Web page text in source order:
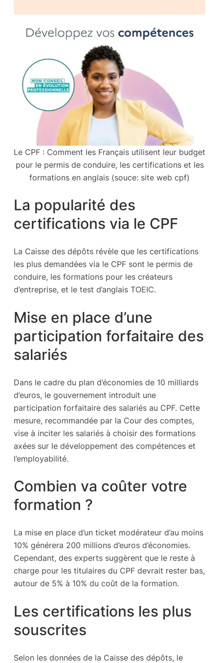
Le CPF : Comment les Français utilisent leur budget
pour le permis de conduire, les certifications et les
formations en anglais (souce: site web cpf)
La popularité des
certifications via le CPF
La Caisse des dépôts révèle que les certifications
les plus demandées via le CPF sont le permis de
conduire, les formations pour les créateurs
d’entreprise, et le test d’anglais TOEIC.
Mise en place d’une
participation forfaitaire des
salariés
Dans le cadre du plan d’économies de 10 milliards
d’euros, le gouvernement introduit une
participation forfaitaire des salariés au CPF. Cette
mesure, recommandée par la Cour des comptes,
vise à inciter les salariés à choisir des formations
axées sur le développement des compétences et
l’employabilité.
Combien va coûter votre
formation ?
La mise en place d’un ticket modérateur d’au moins
10% générera 200 millions d’euros d’économies.
Cependant, des experts suggèrent que le reste à
charge pour les titulaires du CPF devrait rester bas,
autour de 5% à 10% du coût de la formation.
Les certifications les plus
souscrites
Selon les données de la Caisse des dépôts, le